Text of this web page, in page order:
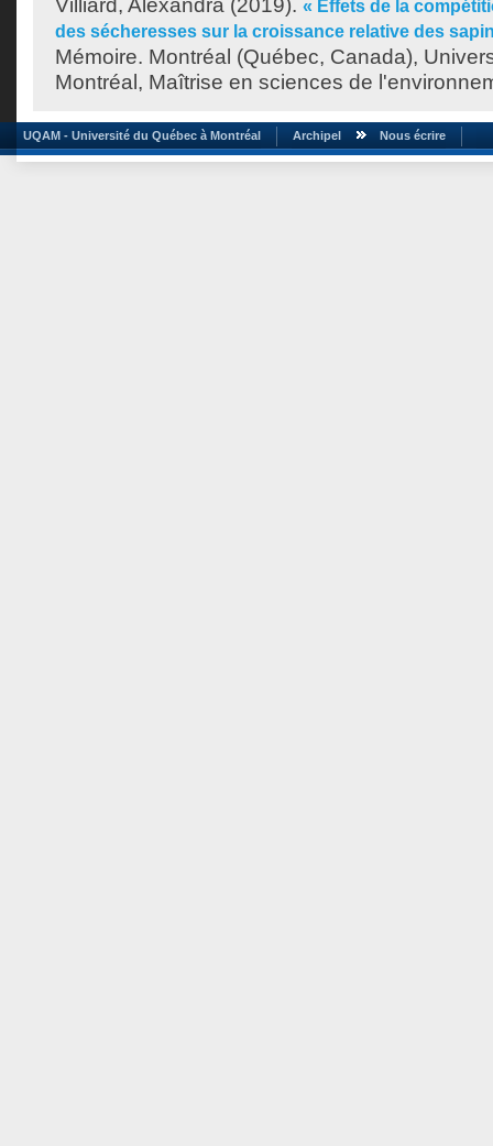
Villiard, Alexandra (2019). « Effets de la
des sécheresses sur la croissance relative des
Mémoire. Montréal (Québec, Canada),
Montréal, Maîtrise en sciences de
UQAM - Université du Québec à Montréal Archipel Nous écrire